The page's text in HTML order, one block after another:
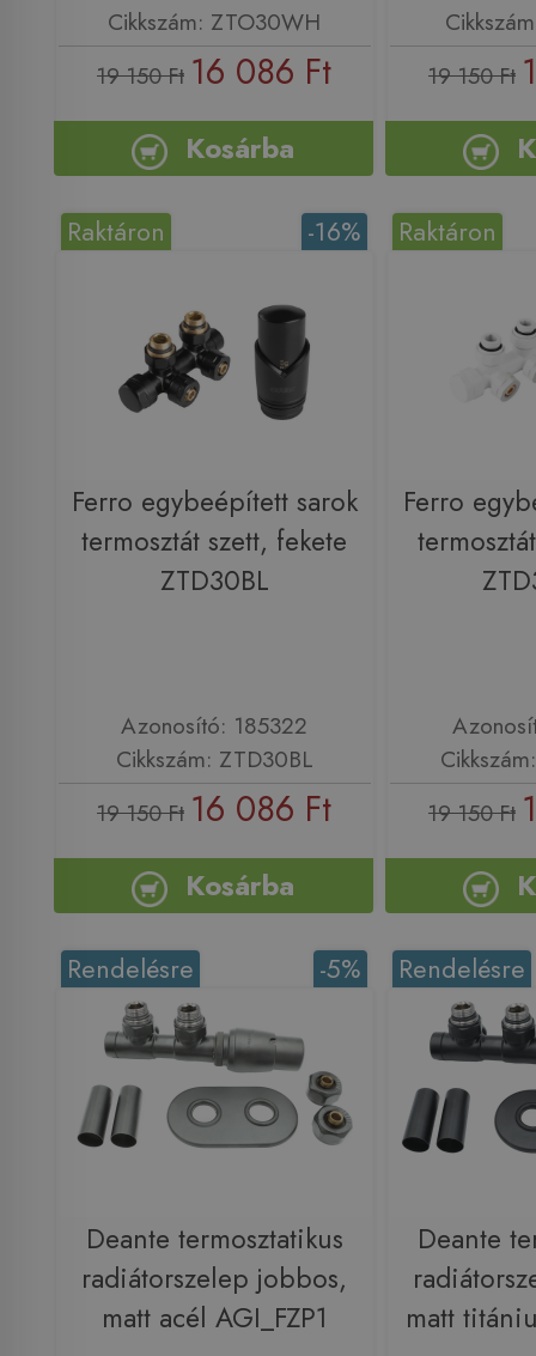
Cikkszám: ZTO30WH
19 150 Ft 16 086 Ft
Kosárba
19 150 Ft
-16%
Raktáron
Ferro egybeépített sarok
termosztát szett, fekete
ZTD30BL
Azonosító: 185322
Cikkszám: ZTD30BL
19 150 Ft 16 086 Ft
Kosárba
Raktáron
Ferro
19 150 Ft
-5%
Rendelésre
Deante termosztatikus
radiátorszelep jobbos,
matt acél AGI_FZP1
Rendelésre
Deante
matt